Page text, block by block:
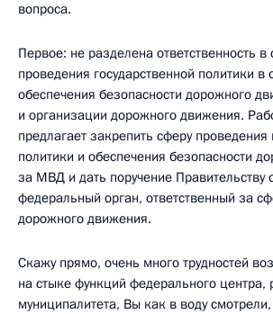
вопроса.
Первое: не разделена ответственность в
проведения государственной политики в
обеспечения безопасности дорожного
и организации дорожного движения.
предлагает закрепить сферу проведения
политики и обеспечения безопасности
за МВД и дать поручение Правительству
федеральный орган, ответственный за
дорожного движения.
Скажу прямо, очень много трудностей
на стыке функций федерального центра,
муниципалитета, Вы как в воду